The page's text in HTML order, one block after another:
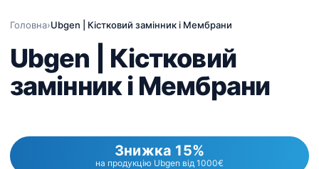
Головна›Ubgen | Кістковий замінник і Мембрани
Ubgen | Кістковий
замінник і Мембрани
Знижка 15%
на продукцію Ubgen від 1000€